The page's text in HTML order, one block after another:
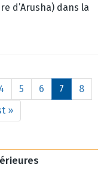
d’Arusha) dans la
Page
4 Page
5 Page
6
Page
courante
7 Page
8
»